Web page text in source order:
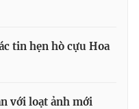
tin hẹn hò cựu Hoa
với loạt ảnh mới